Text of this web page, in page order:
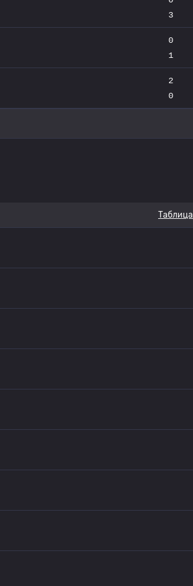
3
0
1
2
0
Таблица